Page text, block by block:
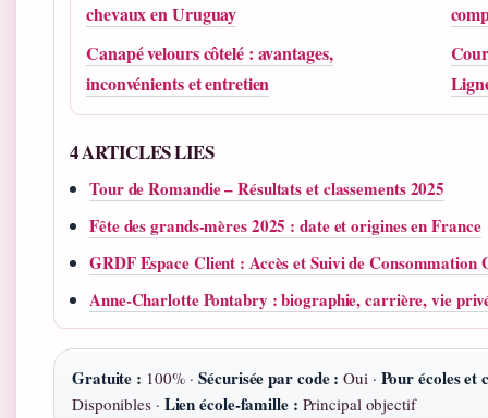
chevaux en Uruguay
Canapé velours côtelé : avantages,
inconvénients et entretien
4 ARTICLES LIES
Tour de Romandie – Résultats et classements 2025
Fête des grands-mères 2025 : date et origines en France
GRDF Espace Client : Accès et Suivi de Consommation
Anne-Charlotte Pontabry : biographie, carrière, vie
Gratuite : 100% ·Sécurisée par code : Oui · Pour écoles et
Disponibles · Lien école-famille : Principal objectif